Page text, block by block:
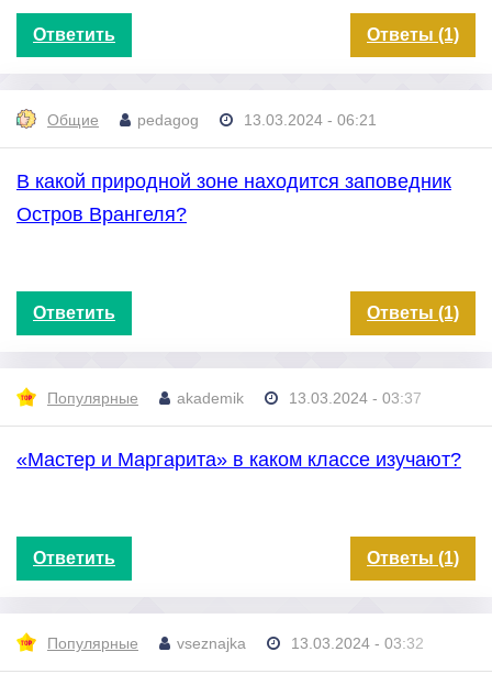
Ответить Ответы (1)
Общие pedagog 13.03.2024 - 06:21
В какой природной зоне находится заповедник
Остров Врангеля?
Ответить Ответы (1)
Популярные akademik 13.03.2024 - 03:37
«Мастер и Маргарита» в каком классе изучают?
Ответить Ответы (1)
Популярные vseznajka 13.03.2024 - 03:32